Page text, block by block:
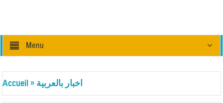
Menu
Accueil» اخبار بالعربية